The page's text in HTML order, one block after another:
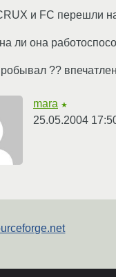
и FС перешли
ли она
??
mara ★
25.05.2004